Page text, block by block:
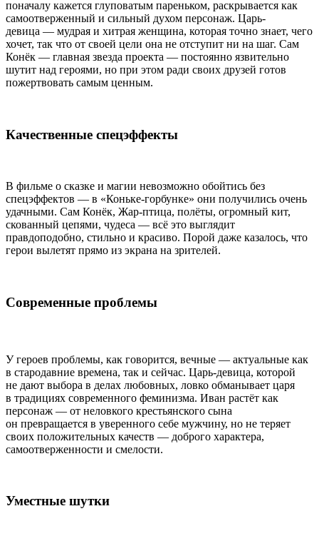
поначалу кажется глуповатым пареньком, раскрывается как
самоотверженный и сильный духом персонаж. Царь-
девица — мудрая и хитрая женщина, которая точно знает, чего
хочет, так что от своей цели она не отступит ни на шаг. Сам
Конёк — главная звезда проекта — постоянно язвительно
шутит над героями, но при этом ради своих друзей готов
пожертвовать самым ценным.
Качественные спецэффекты
В фильме о сказке и магии невозможно обойтись без
спецэффектов — в «Коньке-горбунке» они получились очень
удачными. Сам Конёк, Жар-птица, полёты, огромный кит,
скованный цепями, чудеса — всё это выглядит
правдоподобно, стильно и красиво. Порой даже казалось, что
герои вылетят прямо из экрана на зрителей.
Современные проблемы
У героев проблемы, как говорится, вечные — актуальные как
в стародавние времена, так и сейчас. Царь-девица, которой
не дают выбора в делах любовных, ловко обманывает царя
в традициях современного феминизма. Иван растёт как
персонаж — от неловкого крестьянского сына
он превращается в уверенного себе мужчину, но не теряет
своих положительных качеств — доброго характера,
самоотверженности и смелости.
Уместные шутки